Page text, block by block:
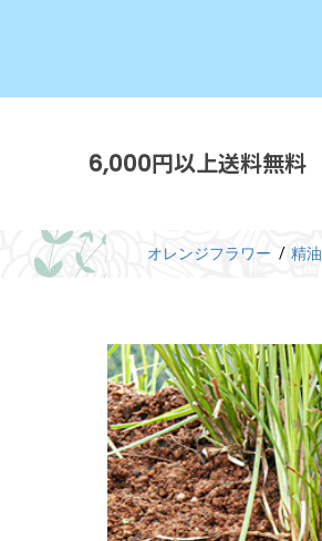
6,000円以上送料無料
オレンジフラワー 精油